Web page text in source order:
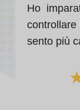
Ho
sento più